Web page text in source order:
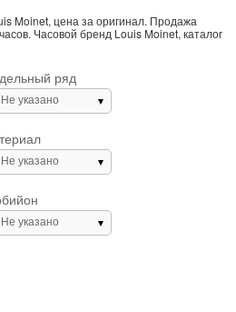
Moinet, цена за оригинал. Продажа
Часовой бренд Louis Moinet, каталог
ряд
указано
указано
указано